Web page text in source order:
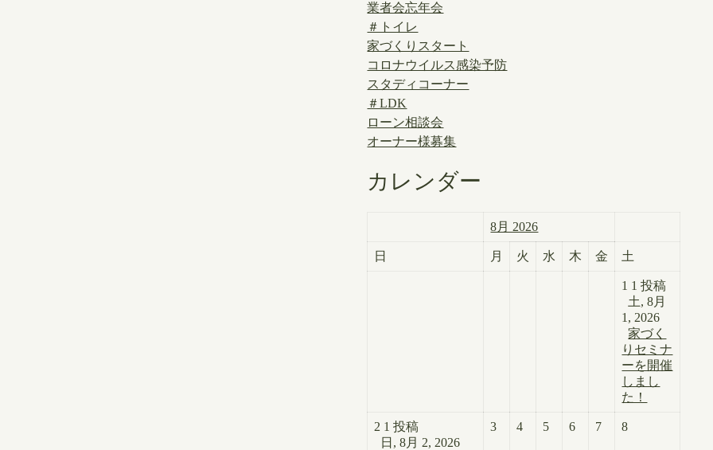
業者会忘年会
＃トイレ
家づくりスタート
コロナウイルス感染予防
スタディコーナー
＃LDK
ローン相談会
オーナー様募集
カレンダー
8月 2026
日 月 火 水 木 金 土
1 1 投稿
土, 8月
1, 2026
家づく
りセミナ
ーを開催
しまし
た！
2 1 投稿
日, 8月 2, 2026
3 4 5 6 7 8